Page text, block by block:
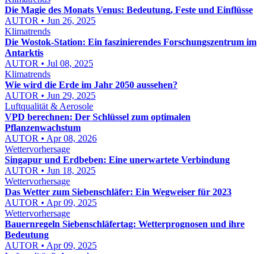
Die Magie des Monats Venus: Bedeutung, Feste und Einflüsse
AUTOR • Jun 26, 2025
Klimatrends
Die Wostok-Station: Ein faszinierendes Forschungszentrum im
Antarktis
AUTOR • Jul 08, 2025
Klimatrends
Wie wird die Erde im Jahr 2050 aussehen?
AUTOR • Jun 29, 2025
Luftqualität & Aerosole
VPD berechnen: Der Schlüssel zum optimalen
Pflanzenwachstum
AUTOR • Apr 08, 2026
Wettervorhersage
Singapur und Erdbeben: Eine unerwartete Verbindung
AUTOR • Jun 18, 2025
Wettervorhersage
Das Wetter zum Siebenschläfer: Ein Wegweiser für 2023
AUTOR • Apr 09, 2025
Wettervorhersage
Bauernregeln Siebenschläfertag: Wetterprognosen und ihre
Bedeutung
AUTOR • Apr 09, 2025